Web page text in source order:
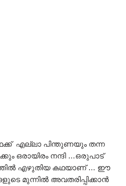
എല്ലാ പിന്തുണയും തന്ന
ഒരായിരം നന്ദി …ഒരുപാട്‌
എഴുതിയ കഥയാണ് … ഈ
മുന്നിൽ അവതരിപ്പിക്കാൻ